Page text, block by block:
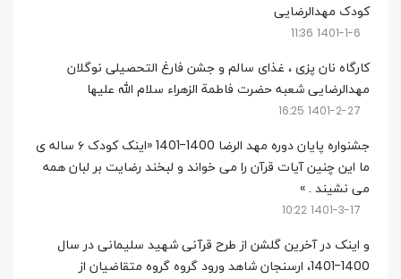
کودک مهدالرضایی
1401-1-6 11:36
کارگاه نان پزی ، غذای سالم و جشن فارغ التحصیلی نوگلان
مهدالرضایی شعبه حضرت فاطمة الزهراء سلام الله علیها
1401-2-27 16:25
جشنواره پایان دوره مهد الرضا 1400-1401 «اینک کودک ۶ ساله ی
ما این چنین آیات قرآن را می خواند و لبخند رضایت بر لبان همه
می نشیند . »
1401-3-17 10:22
و اینک در آخرین گلشن از طرح قرآنی شهید سلیمانی در سال
1400-1401، ارسنجان شاهد ورود گروه گروه متقاضیان از